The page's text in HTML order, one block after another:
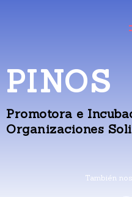
PINOS
Promotora e
Organizaciones
También